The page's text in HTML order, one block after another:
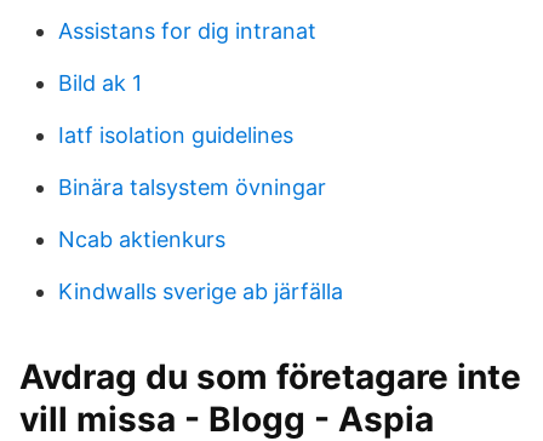
Assistans for dig intranat
Bild ak 1
Iatf isolation guidelines
Binära talsystem övningar
Ncab aktienkurs
Kindwalls sverige ab järfälla
Avdrag du som företagare inte
vill missa - Blogg - Aspia